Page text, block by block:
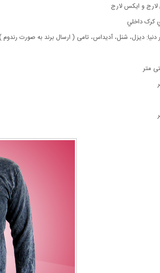
و ايکس لارج
کرک داخلي
دنيا: دیزل، شنل، آدیداس، تامی ( ارسال برند به صورت رندوم